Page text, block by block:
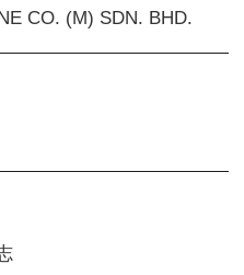
CO. (M) SDN. BHD.